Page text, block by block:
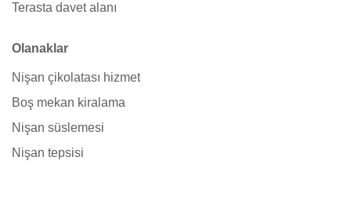
Terasta davet alanı
Olanaklar
Nişan çikolatası hizmet
Boş mekan kiralama
Nişan süslemesi
Nişan tepsisi